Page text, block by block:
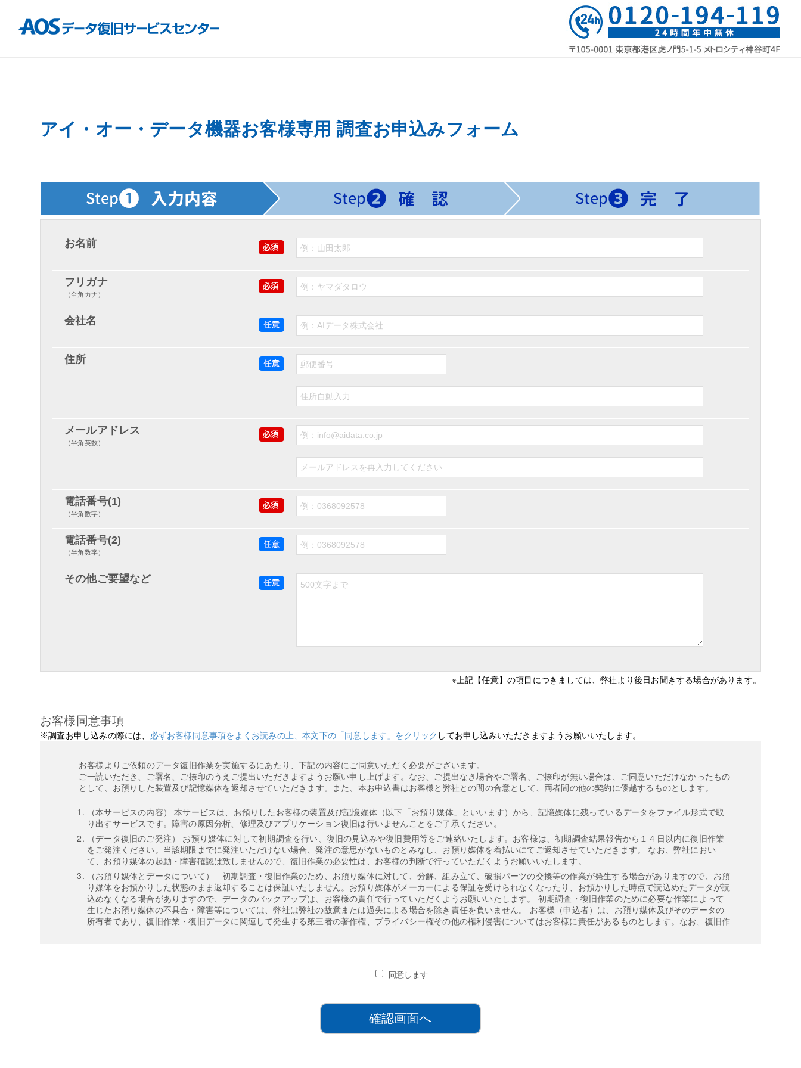
アイ・オー・データ機器お客様専用 調査お申込みフォーム
お名前
フリガナ
（全角カナ）
会社名
住所
メールアドレス
（半角英数）
電話番号(1)
（半角数字）
電話番号(2)
（半角数字）
その他ご要望など
※上記【任意】の項目につきましては、弊社より後日お聞きする場合があります。
お客様同意事項
※調査お申し込みの際には、 必ずお客様同意事項をよくお読みの上、本文下の「同意します」をクリック してお申し込みいただきますようお願いいたします。
お客様よりご依頼のデータ復旧作業を実施するにあたり、下記の内容にご同意いただく必要がございます。
ご一読いただき、ご署名、ご捺印のうえご提出いただきますようお願い申し上げます。なお、ご提出なき場合やご署名、ご捺印が無い場合は、ご同意いただけなかったもの
として、お預りした装置及び記憶媒体を返却させていただきます。また、本お申込書はお客様と弊社との間の合意として、両者間の他の契約に優越するものとします。
（本サービスの内容） 本サービスは、お預りしたお客様の装置及び記憶媒体（以下「お預り媒体」といいます）から、記憶媒体に残っているデータをファイル形式で取
り出すサービスです。障害の原因分析、修理及びアプリケーション復旧は行いませんことをご了承ください。
（データ復旧のご発注） お預り媒体に対して初期調査を行い、復旧の見込みや復旧費用等をご連絡いたします。お客様は、初期調査結果報告から１４日以内に復旧作業
をご発注ください。当該期限までに発注いただけない場合、発注の意思がないものとみなし、お預り媒体を着払いにてご返却させていただきます。 なお、弊社におい
て、お預り媒体の起動・障害確認は致しませんので、復旧作業の必要性は、お客様の判断で行っていただくようお願いいたします。
（お預り媒体とデータについて） 初期調査・復旧作業のため、お預り媒体に対して、分解、組み立て、破損パーツの交換等の作業が発生する場合がありますので、お預
り媒体をお預かりした状態のまま返却することは保証いたしません。お預り媒体がメーカーによる保証を受けられなくなったり、お預かりした時点で読込めたデータが読
込めなくなる場合がありますので、データのバックアップは、お客様の責任で行っていただくようお願いいたします。 初期調査・復旧作業のために必要な作業によって
生じたお預り媒体の不具合・障害等については、弊社は弊社の故意または過失による場合を除き責任を負いません。 お客様（申込者）は、お預り媒体及びそのデータの
所有者であり、復旧作業・復旧データに関連して発生する第三者の著作権、プライバシー権その他の権利侵害についてはお客様に責任があるものとします。なお、復旧作
す。お預り媒体の状態により、お客様が希望するデータを復旧できない場合（例えば、専用形式データ、暗号化や保護機能が付加されたデータ）、復旧できても、お客様
の機器や装置で正常に動作しない場合、データに欠損が生じる場合がございますことをご了承ください。
ますので、復旧結果に関して一切の責任を負わないこととします。
(お支払について) 初期調査結果報告後、復旧作業をご発注いただいた場合、復旧費が発生します。復旧費のお支払いは現金払い、現金振込みまたは代引きサービス
（「現金」「クレジットカード」「デビットカード」でのお支払が可能な佐川急便のe-コレクト）にてお願い致します。お振込みの場合、原則として、入金確認後に復旧
同意します